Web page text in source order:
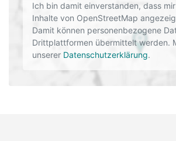
Ich bin damit einverstanden, dass
Inhalte von OpenStreetMap
Damit können personenbezogene
Drittplattformen übermittelt werden.
unserer Datenschutzerklärung.